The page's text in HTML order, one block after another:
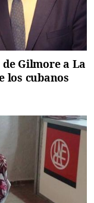
Gilmore a La
los cubanos